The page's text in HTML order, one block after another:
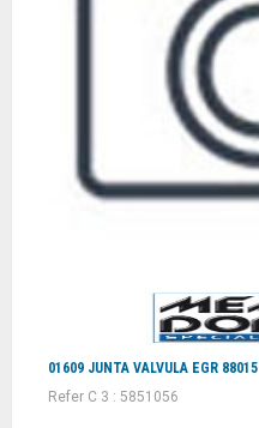
01609 JUNTA VALVULA EGR 88015
Refer C 3 : 5851056